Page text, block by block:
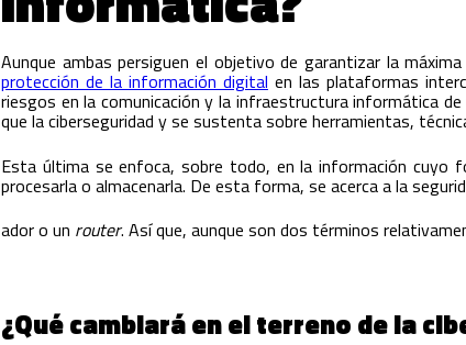
Aunque ambas persiguen el objetivo de garantizar la
protección de la información digital en las plataformas
riesgos en la comunicación y la infraestructura informática
que la ciberseguridad y se sustenta sobre herramientas,
Esta última se enfoca, sobre todo, en la información cuyo
procesarla o almacenarla. De esta forma, se acerca a la
ador o un router. Así que, aunque son dos términos
¿Qué cambiará en el terreno de la